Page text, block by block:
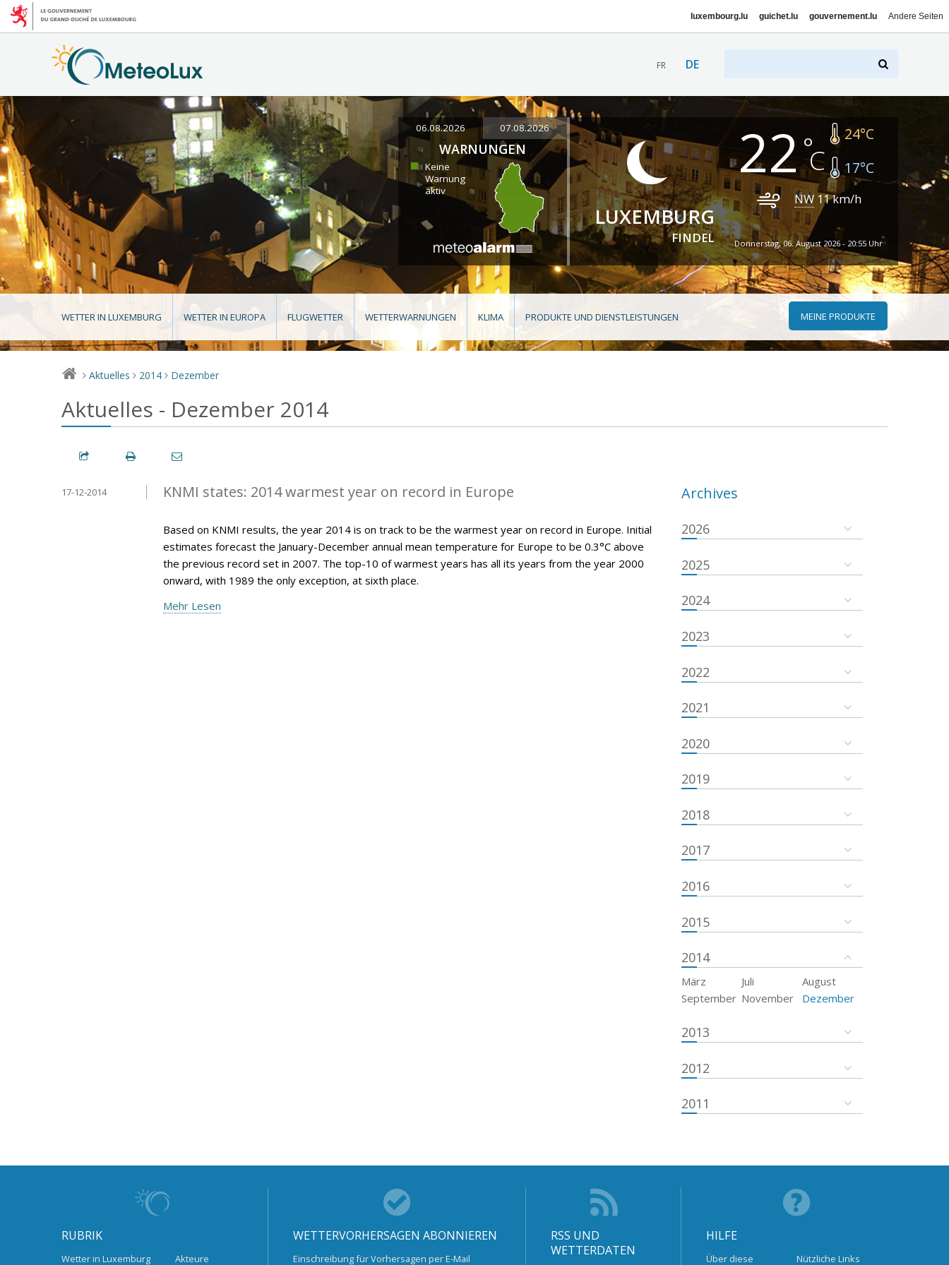
luxembourg.lu guichet.lu gouvernement.lu Andere Seiten
FR DE
06.08.2026 07.08.2026
WARNUNGEN
Keine
Warnung
aktiv
LUXEMBURG
FINDEL
22 24°C
17°C
NW 11km/h
Donnerstag, 06. August 2026 - 20:55 Uhr
WETTER IN LUXEMBURG WETTER IN EUROPA FLUGWETTER WETTERWARNUNGEN KLIMA PRODUKTE UND DIENSTLEISTUNGEN MEINE PRODUKTE
> Aktuelles > 2014 > Dezember
Aktuelles - Dezember 2014
KNMI states: 2014 warmest year on record in Europe
17-12-2014
Based on KNMI results, the year 2014 is on track to be the warmest year on record in Europe. Initial
estimates forecast the January-December annual mean temperature for Europe to be 0.3°C above
the previous record set in 2007. The top-10 of warmest years has all its years from the year 2000
onward, with 1989 the only exception, at sixth place.
Mehr Lesen
Archives
2026
2025
2024
2023
2022
2021
2020
2019
2018
2017
2016
2015
2014
März Juli
August
September November Dezember
2013
2012
2011
RUBRIK
Wetter in Luxemburg Akteure
WETTERVORHERSAGEN ABONNIEREN
Einschreibung für Vorhersagen per E-Mail
RSS UND
WETTERDATEN
HILFE
Über diese Nützliche Links